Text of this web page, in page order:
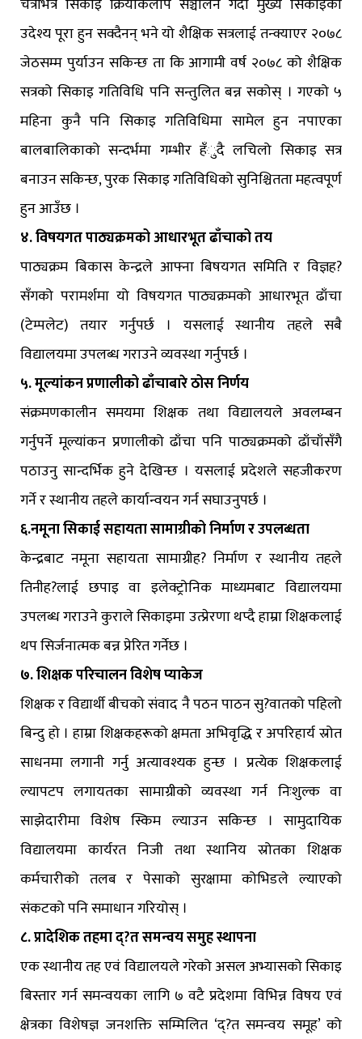
चैत्रभित्र सिकाइ क्रियाकलाप सञ्चालन गर्दा मुख्य सिकाइका
उदेश्य पूरा हुन सक्दैनन् भने यो शैक्षिक सत्रलाई तन्क्याएर २०७८
जेठसम्म पुर्याउन सकिन्छ ता कि आगामी वर्ष २०७८ को शैक्षिक
सत्रको सिकाइ गतिविधि पनि सन्तुलित बन्न सकोस् । गएको ५
महिना कुनै पनि सिकाइ गतिविधिमा सामेल हुन नपाएका
बालबालिकाको सन्दर्भमा गम्भीर हँुदै लचिलो सिकाइ सत्र
बनाउन सकिन्छ, पुरक सिकाइ गतिविधिको सुनिश्चितता महत्वपूर्ण
हुन आउँछ ।
४. विषयगत पाठ्यक्रमको आधारभूत ढाँचाको तय
पाठ्यक्रम बिकास केन्द्रले आफ्ना बिषयगत समिति र विज्ञह?
सँगको परामर्शमा यो विषयगत पाठ्यक्रमको आधारभूत ढाँचा
(टेम्पलेट) तयार गर्नुपर्छ । यसलाई स्थानीय तहले सबै
विद्यालयमा उपलब्ध गराउने व्यवस्था गर्नुपर्छ ।
५. मूल्यांकन प्रणालीको ढाँचाबारे ठोस निर्णय
संक्रमणकालीन समयमा शिक्षक तथा विद्यालयले अवलम्बन
गर्नुपर्ने मूल्यांकन प्रणालीको ढाँचा पनि पाठ्यक्रमको ढाँचाँसँगै
पठाउनु सान्दर्भिक हुने देखिन्छ । यसलाई प्रदेशले सहजीकरण
गर्ने र स्थानीय तहले कार्यान्वयन गर्न सघाउनुपर्छ ।
६.नमूना सिकाई सहायता सामाग्रीको निर्माण र उपलब्धता
केन्द्रबाट नमूना सहायता सामाग्रीह? निर्माण र स्थानीय तहले
तिनीह?लाई छपाइ वा इलेक्ट्रोनिक माध्यमबाट विद्यालयमा
उपलब्ध गराउने कुराले सिकाइमा उत्प्रेरणा थप्दै हाम्रा शिक्षकलाई
थप सिर्जनात्मक बन्न प्रेरित गर्नेछ ।
७. शिक्षक परिचालन विशेष प्याकेज
शिक्षक र विद्यार्थी बीचको संवाद नै पठन पाठन सु?वातको पहिलो
बिन्दु हो । हाम्रा शिक्षकहरूको क्षमता अभिवृद्धि र अपरिहार्य स्रोत
साधनमा लगानी गर्नु अत्यावश्यक हुन्छ । प्रत्येक शिक्षकलाई
ल्यापटप लगायतका सामाग्रीको व्यवस्था गर्न निःशुल्क वा
साझेदारीमा विशेष स्किम ल्याउन सकिन्छ । सामुदायिक
विद्यालयमा कार्यरत निजी तथा स्थानिय स्रोतका शिक्षक
कर्मचारीको तलब र पेसाको सुरक्षामा कोभिडले ल्याएको
संकटको पनि समाधान गरियोस् ।
८. प्रादेशिक तहमा द्?त समन्वय समुह स्थापना
एक स्थानीय तह एवं विद्यालयले गरेको असल अभ्यासको सिकाइ
बिस्तार गर्न समन्वयका लागि ७ वटै प्रदेशमा विभिन्न विषय एवं
क्षेत्रका विशेषज्ञ जनशक्ति सम्मिलित ‘द्?त समन्वय समूह’ को